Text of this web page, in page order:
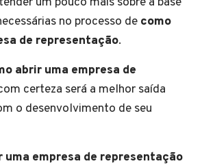
no processo de como
de representação.
abrir uma empresa de
certeza será a melhor saída
o desenvolvimento de seu
uma empresa de representação